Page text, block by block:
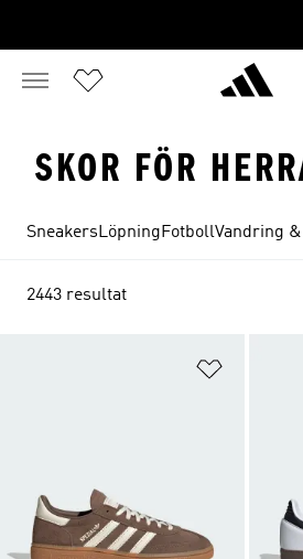
SKOR FÖR
SneakersLöpningFotbollVandring
2443 resultat